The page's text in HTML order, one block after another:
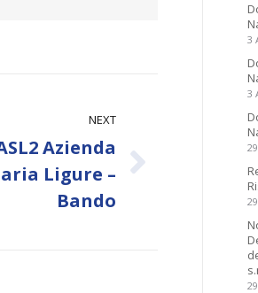
NEXT
Azienda
Ligure –
Bando
3
3